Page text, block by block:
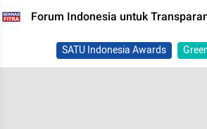
Forum Indonesia untuk
SATU Indonesia Awards